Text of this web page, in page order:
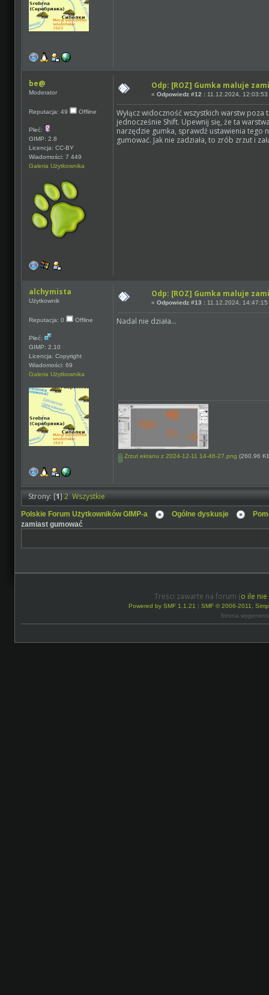
be@
Moderator
Reputacja: 49 Offline
Płeć:
GIMP: 2.8
Licencja: CC-BY
Wiadomości: 7 449
Galeria Użytkownika
Odp: [ROZ] Gumka maluje
«Odpowiedz #12 : 11.12.2024, 12:03:53
Wyłącz widoczność wszystkich warstw
jednocześnie Shift. Upewnij się, że ta
narzędzie gumka, sprawdź ustawienia tego
gumować. Jak nie zadziała, to zrób zrzut i
alchymista
Użytkownik
Reputacja: 0 Offline
Płeć:
GIMP: 2.10
Licencja: Copyright
Wiadomości: 69
Galeria Użytkownika
Odp: [ROZ] Gumka maluje
«Odpowiedz #13 : 11.12.2024, 14:47:15
Nadal nie działa...
Zrzut ekranu z 2024-12-11 14-46-27.png (260.96
Strony: [1]2 Wszystkie
Polskie Forum Użytkowników GIMP-a Ogólne dyskusje
zamiast gumować
Treści zawarte na forum (o ile
Powered by SMF 1.1.21 | SMF © 2006-2011,
Strona